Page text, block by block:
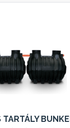
TARTÁLY